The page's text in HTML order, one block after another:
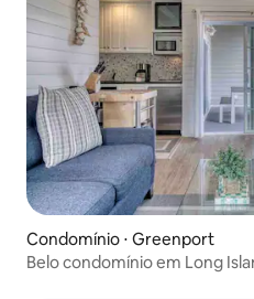
Condomínio ⋅ Greenport
Belo condomínio em Long